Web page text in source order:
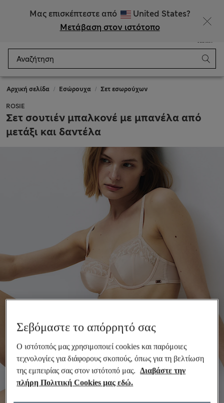
Μας επισκέπτεστε από
United States?
Μετάβαση στον ιστότοπο
Αρχική σελίδα Εσώρουχα Σετ εσωρούχων
ROSIE
Σετ σουτιέν μπαλκονέ με μπανέλα από
μετάξι και δαντέλα
Σεβόμαστε το απόρρητό σας
Ο ιστότοπός μας χρησιμοποιεί cookies και παρόμοιες
τεχνολογίες για διάφορους σκοπούς, όπως για τη βελτίωση
της εμπειρίας σας στον ιστότοπό μας.
Διαβάστε την
πλήρη Πολιτική Cookies μας εδώ.